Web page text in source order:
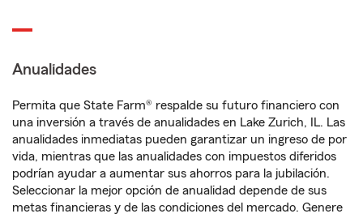
Anualidades
Permita que State Farm® respalde su futuro financiero con
una inversión a través de anualidades en Lake Zurich, IL. Las
anualidades inmediatas pueden garantizar un ingreso de por
vida, mientras que las anualidades con impuestos diferidos
podrían ayudar a aumentar sus ahorros para la jubilación.
Seleccionar la mejor opción de anualidad depende de sus
metas financieras y de las condiciones del mercado. Genere